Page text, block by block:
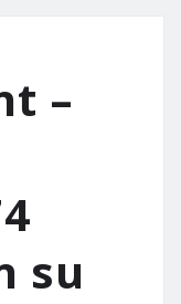
–
su